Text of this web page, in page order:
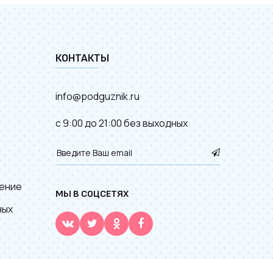
КОНТАКТЫ
info@podguznik.ru
с 9:00 до 21:00 без выходных
МЫ В СОЦСЕТЯХ